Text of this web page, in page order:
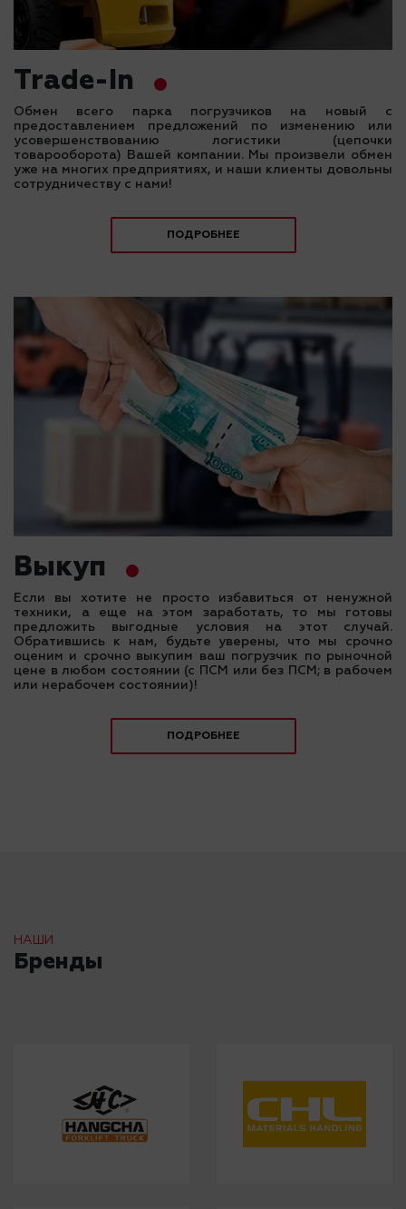
Trade-In
Обмен всего парка погрузчиков на новый с
предоставлением предложений по изменению или
усовершенствованию логистики (цепочки
товарооборота) Вашей компании. Мы произвели обмен
уже на многих предприятиях, и наши клиенты довольны
сотрудничеству с нами!
ПОДРОБНЕЕ
Выкуп
Если вы хотите не просто избавиться от ненужной
техники, а еще на этом заработать, то мы готовы
предложить выгодные условия на этот случай.
Обратившись к нам, будьте уверены, что мы срочно
оценим и срочно выкупим ваш погрузчик по рыночной
цене в любом состоянии (с ПСМ или без ПСМ; в рабочем
или нерабочем состоянии)!
ПОДРОБНЕЕ
НАШИ
Бренды